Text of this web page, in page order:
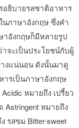
อธิบายรสชาติอาหาร
นภาษาอังกฤษ ซึ่งคำ
อังกฤษก็มีหลายรูป
จะเป็นประโยชน์กับผู้
งแน่นอน ดังนั้นมาดู
รเป็นภาษาอังกฤษ
หมายถึง เปรี้ยว
Astringent หมายถึง
รสขม Bitter-sweet